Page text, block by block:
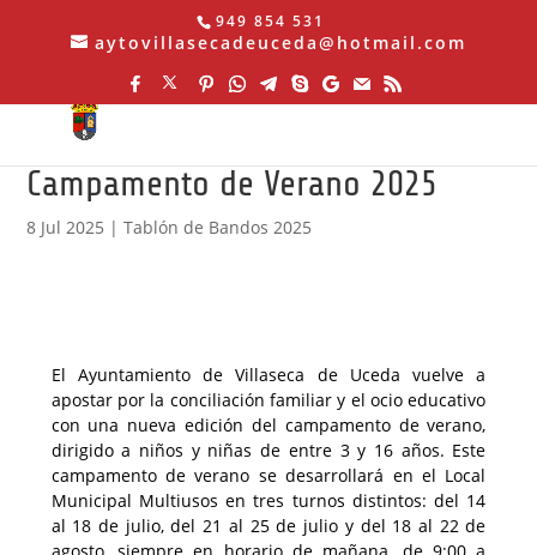
949 854 531
aytovillasecadeuceda@hotmail.com
Campamento de Verano 2025
8 Jul 2025 |Tablón de Bandos 2025
El Ayuntamiento de Villaseca de Uceda vuelve a
apostar por la conciliación familiar y el ocio educativo
con una nueva edición del campamento de verano,
dirigido a niños y niñas de entre 3 y 16 años. Este
campamento de verano se desarrollará en el Local
Municipal Multiusos en tres turnos distintos: del 14
al 18 de julio, del 21 al 25 de julio y del 18 al 22 de